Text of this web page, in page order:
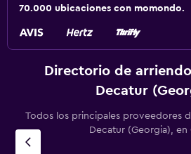
70.000 ubicaciones con momondo.
Directorio de
Decatur
Todos los principales proveedores
Decatur (Georgia), en